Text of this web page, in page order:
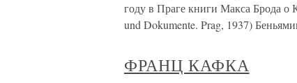
году в Праге книги Макса Брода о
und Dokumente. Prag, 1937)
ФРАНЦ КАФКА